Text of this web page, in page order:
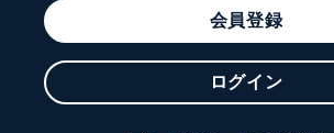
会員登録
ログイン